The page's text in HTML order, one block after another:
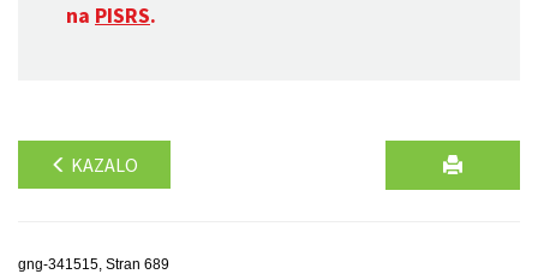
na PISRS.
KAZALO
gng-341515, Stran 689